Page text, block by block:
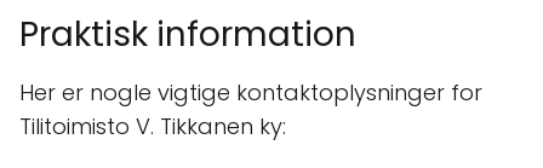
Praktisk information
Her er nogle vigtige kontaktoplysninger for
Tilitoimisto V. Tikkanen ky: